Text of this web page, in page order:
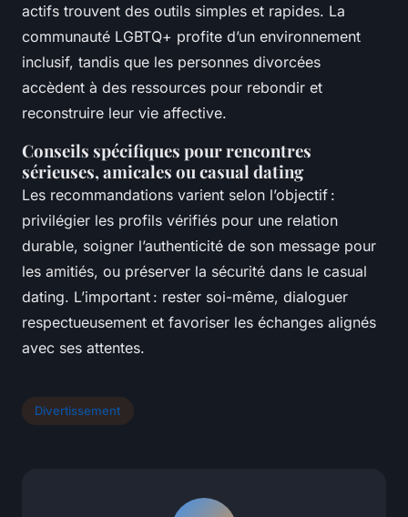
actifs trouvent des outils simples et rapides. La
communauté LGBTQ+ profite d’un environnement
inclusif, tandis que les personnes divorcées
accèdent à des ressources pour rebondir et
reconstruire leur vie affective.
Conseils spécifiques pour rencontres
sérieuses, amicales ou casual dating
Les recommandations varient selon l’objectif :
privilégier les profils vérifiés pour une relation
durable, soigner l’authenticité de son message pour
les amitiés, ou préserver la sécurité dans le casual
dating. L’important : rester soi-même, dialoguer
respectueusement et favoriser les échanges alignés
avec ses attentes.
Divertissement